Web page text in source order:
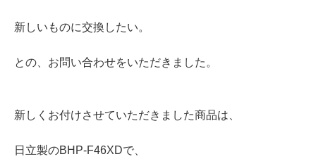
新しいものに交換したい。
との、お問い合わせをいただきました。
新しくお付けさせていただきました商品は、
日立製のBHP-F46XDで、